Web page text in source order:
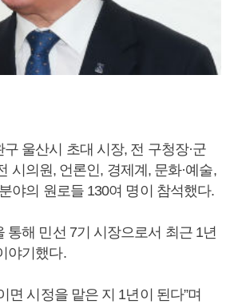
울산시 초대 시장, 전 구청장·군
시의원, 언론인, 경제계, 문화·예술,
야의 원로들 130여 명이 참석했다.
통해 민선 7기 시장으로서 최근 1년
야기했다.
면 시정을 맡은 지 1년이 된다”며